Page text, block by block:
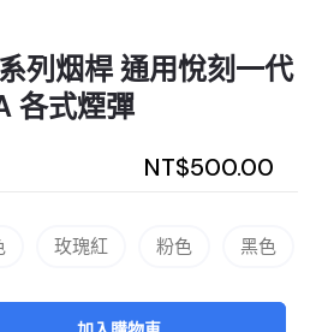
列烟桿 通用悅刻一代
各式煙彈
NT$500.00
玫瑰紅 粉色 黑色